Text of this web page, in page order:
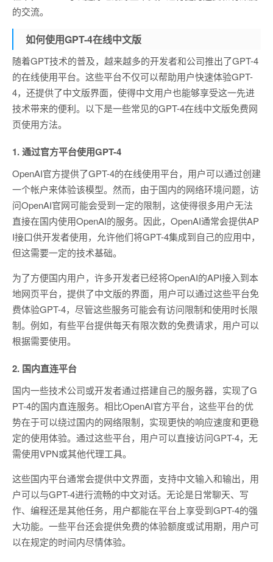
的交流。
如何使用GPT-4在线中文版
随着GPT技术的普及，越来越多的开发者和公司推出了GPT-4
的在线使用平台。这些平台不仅可以帮助用户快速体验GPT-
4，还提供了中文版界面，使得中文用户也能够享受这一先进
技术带来的便利。以下是一些常见的GPT-4在线中文版免费网
页使用方法。
1. 通过官方平台使用GPT-4
OpenAI官方提供了GPT-4的在线使用平台，用户可以通过创建
一个帐户来体验该模型。然而，由于国内的网络环境问题，访
问OpenAI官网可能会受到一定的限制，这使得很多用户无法
直接在国内使用OpenAI的服务。因此，OpenAI通常会提供AP
I接口供开发者使用，允许他们将GPT-4集成到自己的应用中，
但这需要一定的技术基础。
为了方便国内用户，许多开发者已经将OpenAI的API接入到本
地网页平台，提供了中文版的界面，用户可以通过这些平台免
费体验GPT-4，尽管这些服务可能会有访问限制和使用时长限
制。例如，有些平台提供每天有限次数的免费请求，用户可以
根据需要使用。
2. 国内直连平台
国内一些技术公司或开发者通过搭建自己的服务器，实现了G
PT-4的国内直连服务。相比OpenAI官方平台，这些平台的优
势在于可以绕过国内的网络限制，实现更快的响应速度和更稳
定的使用体验。通过这些平台，用户可以直接访问GPT-4，无
需使用VPN或其他代理工具。
这些国内平台通常会提供中文界面，支持中文输入和输出，用
户可以与GPT-4进行流畅的中文对话。无论是日常聊天、写
作、编程还是其他任务，用户都能在平台上享受到GPT-4的强
大功能。一些平台还会提供免费的体验额度或试用期，用户可
以在规定的时间内尽情体验。